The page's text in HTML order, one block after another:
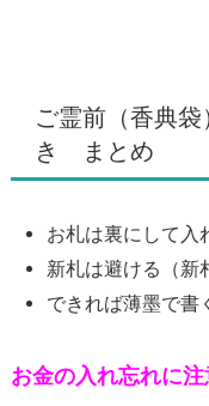
ご霊前（香典
き まとめ
お札は裏にして入
新札は避ける（新
できれば薄墨で書
お金の入れ忘れに